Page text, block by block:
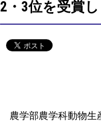
2・3位を受賞
農学部農学科動物生